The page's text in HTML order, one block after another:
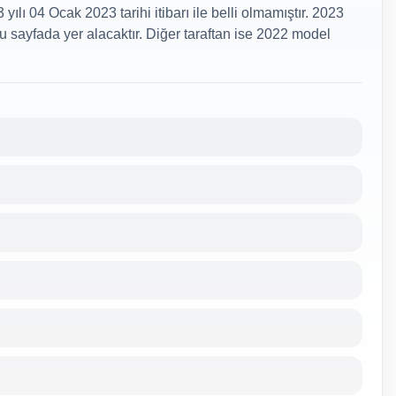
04 Ocak 2023 tarihi itibarı ile belli olmamıştır. 2023
sayfada yer alacaktır. Diğer taraftan ise 2022 model